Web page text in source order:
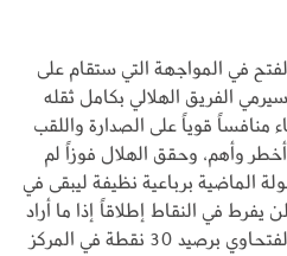
في المواجهة التي ستقام على
الفريق الهلالي بكامل ثقله
منافساً قوياً على الصدارة واللقب
وأهم، وحقق الهلال فوزاً لم
الماضية برباعية نظيفة ليبقى في
برصيد 61 نقطة ولن يفرط في النقاط إطلاقاً إذا ما أراد
المنافسة.. بينما يدخل الفريق الفتحاوي برصيد 30 نقطة في المركز